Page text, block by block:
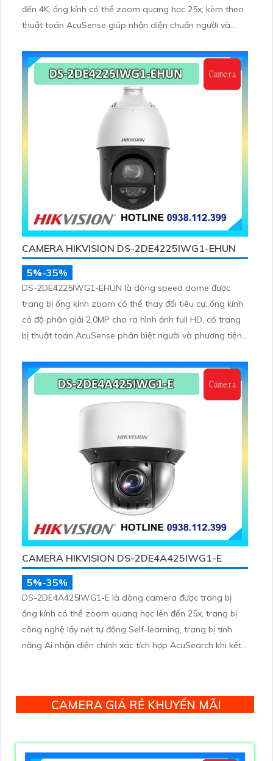
đến 4K, ống kính có thể zoom quang học 25x, kèm theo
thuật toán AcuSense giúp nhận diện chuẩn người và
100m
CAMERA HIKVISION DS-2DE4225IWG1-EHUN
5%-35%
DS-2DE4225IWG1-EHUN là dòng speed dome được
trang bị ống kính zoom có thể thay đổi tiêu cự, ống kính
có độ phân giải 2.0MP cho ra hình ảnh full HD, có trang
bị thuật toán AcuSense phân biệt người và phương tiện,
đêm bằng hồng ngoại 100m
CAMERA HIKVISION DS-2DE4A425IWG1-E
5%-35%
DS-2DE4A425IWG1-E là dòng camera được trang bị
ống kính có thể zoom quang học lên đến 25x, trang bị
công nghệ lấy nét tự động Self-learning, trang bị tính
năng Ai nhận diện chính xác tích hợp AcuSearch khi kết
CAMERA GIÁ RẺ KHUYẾN MÃI